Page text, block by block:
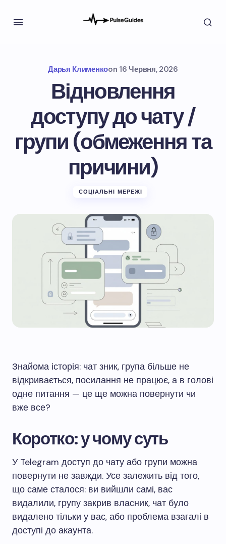
Дарья Клименкоon 16 Червня, 2026
Відновлення
доступу до чату /
групи (обмеження та
причини)
СОЦІАЛЬНІ МЕРЕЖІ
Знайома історія: чат зник, група більше не
відкривається, посилання не працює, а в голові
одне питання — це ще можна повернути чи
вже все?
Коротко: у чому суть
У Telegram доступ до чату або групи можна
повернути не завжди. Усе залежить від того,
що саме сталося: ви вийшли самі, вас
видалили, групу закрив власник, чат було
видалено тільки у вас, або проблема взагалі в
доступі до акаунта.